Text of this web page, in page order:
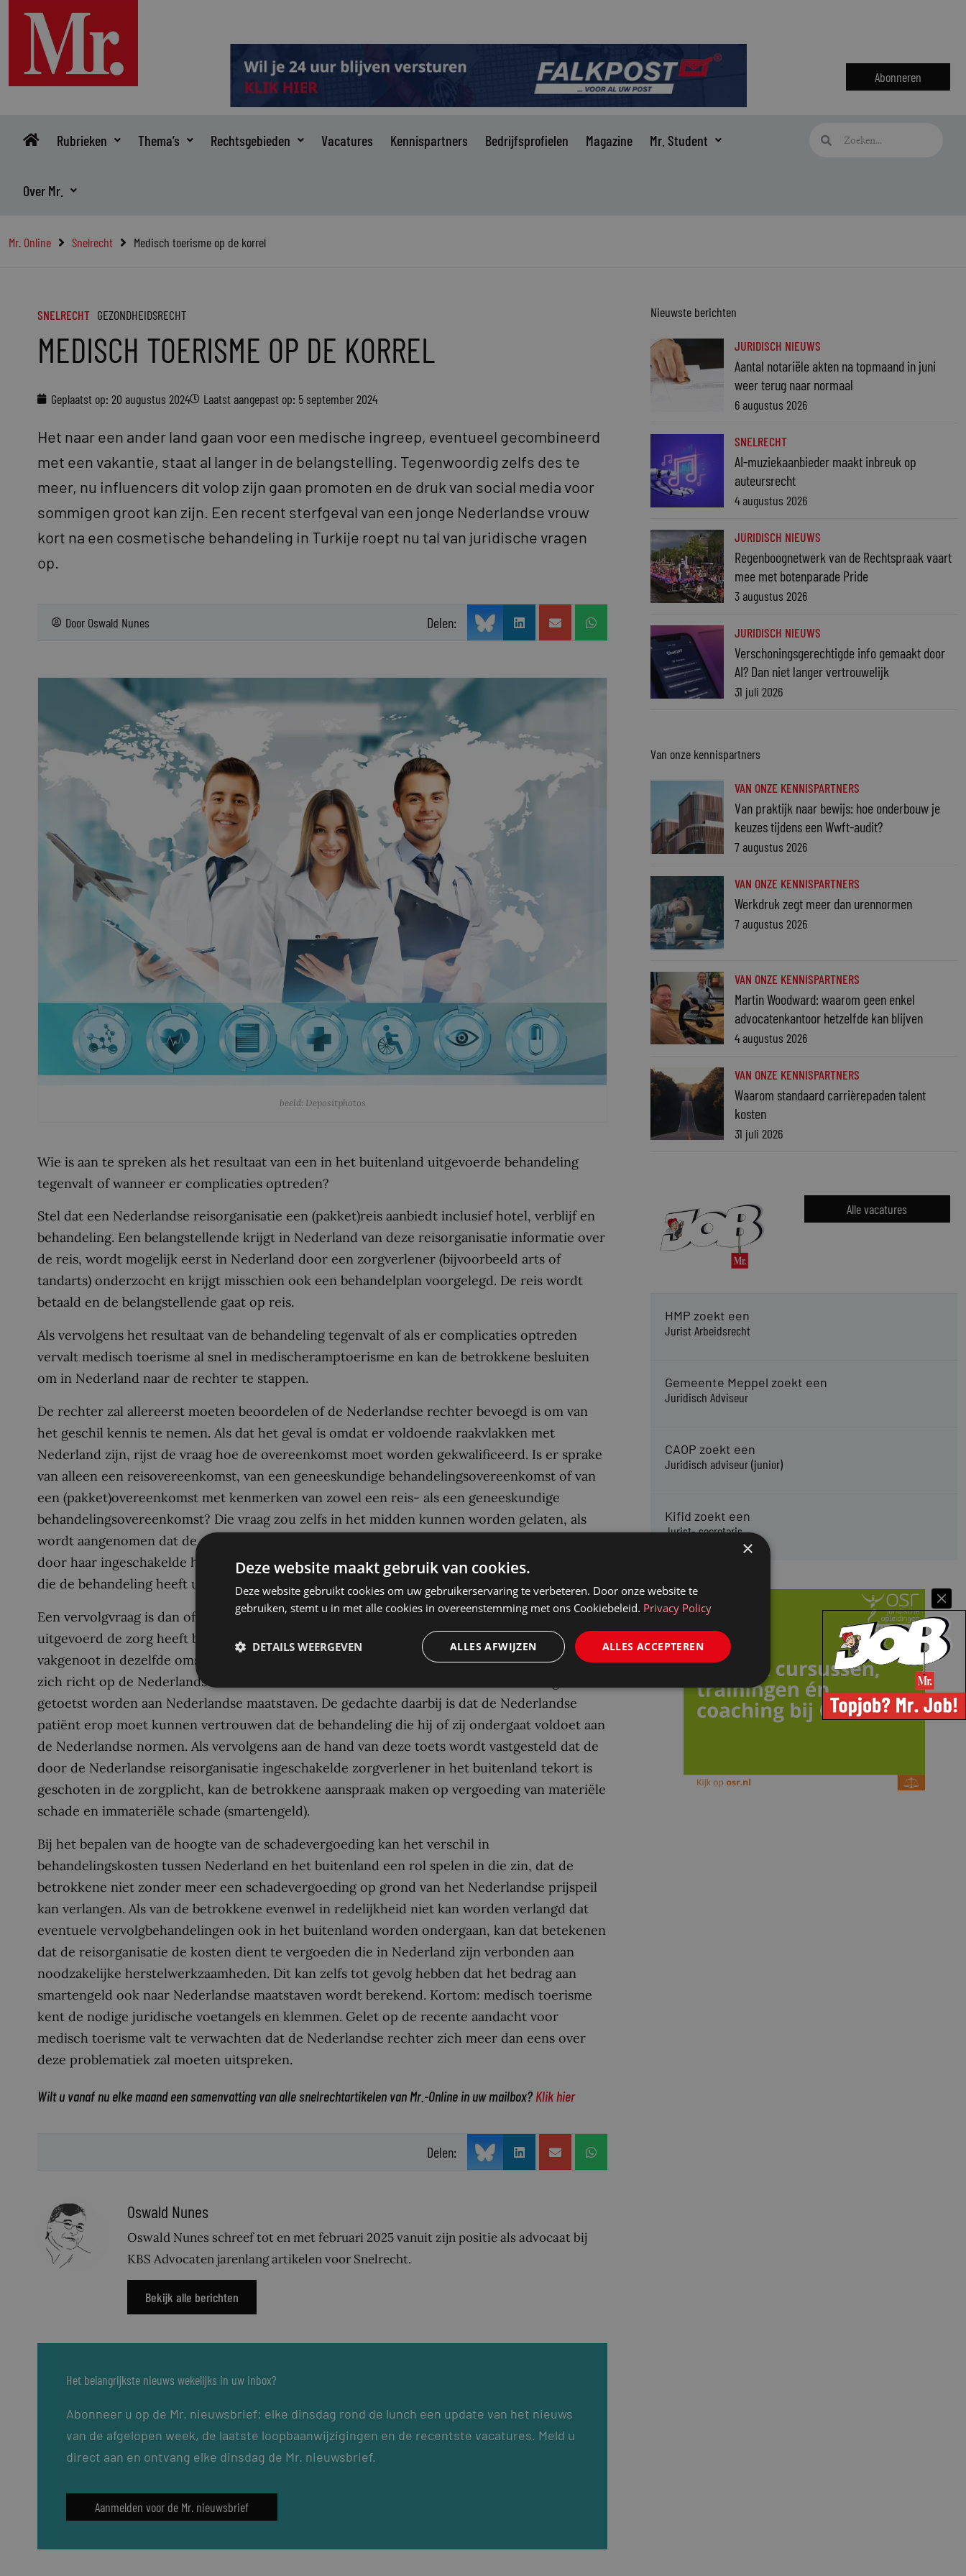
inhoud
Abonneren
Rubrieken Thema’s Rechtsgebieden Vacatures Kennispartners Bedrijfsprofielen Magazine Mr. Student
Over Mr.
Zoeken
Mr. Online Snelrecht Medisch toerisme op de korrel
SNELRECHT GEZONDHEIDSRECHT
MEDISCH TOERISME OP DE KORREL
Geplaatst op: 20 augustus 2024 Laatst aangepast op: 5 september 2024
Het naar een ander land gaan voor een medische ingreep, eventueel gecombineerd
met een vakantie, staat al langer in de belangstelling. Tegenwoordig zelfs des te
meer, nu influencers dit volop zijn gaan promoten en de druk van social media voor
sommigen groot kan zijn. Een recent sterfgeval van een jonge Nederlandse vrouw
kort na een cosmetische behandeling in Turkije roept nu tal van juridische vragen
op.
Door Oswald Nunes Delen:
beeld: Depositphotos
Wie is aan te spreken als het resultaat van een in het buitenland uitgevoerde behandeling
tegenvalt of wanneer er complicaties optreden?
Stel dat een Nederlandse reisorganisatie een (pakket)reis aanbiedt inclusief hotel, verblijf en
behandeling. Een belangstellende krijgt in Nederland van deze reisorganisatie informatie over
de reis, wordt mogelijk eerst in Nederland door een zorgverlener (bijvoorbeeld arts of
tandarts) onderzocht en krijgt misschien ook een behandelplan voorgelegd. De reis wordt
betaald en de belangstellende gaat op reis.
Als vervolgens het resultaat van de behandeling tegenvalt of als er complicaties optreden
vervalt medisch toerisme al snel in medischeramptoerisme en kan de betrokkene besluiten
om in Nederland naar de rechter te stappen.
De rechter zal allereerst moeten beoordelen of de Nederlandse rechter bevoegd is om van
het geschil kennis te nemen. Als dat het geval is omdat er voldoende raakvlakken met
Nederland zijn, rijst de vraag hoe de overeenkomst moet worden gekwalificeerd. Is er sprake
van alleen een reisovereenkomst, van een geneeskundige behandelingsovereenkomst of van
een (pakket)overeenkomst met kenmerken van zowel een reis- als een geneeskundige
behandelingsovereenkomst? Die vraag zou zelfs in het midden kunnen worden gelaten, als
wordt aangenomen dat de reisorganisatie verantwoordelijk is voor eventuele fouten van de
door haar ingeschakelde hulppersonen. Die hulppersoon is dan de buitenlandse zorgverlener
die de behandeling heeft uitgevoerd.
Een vervolgvraag is dan of de hulpverlener die de behandeling in het buitenland heeft
uitgevoerd de zorg heeft betracht die van een redelijk handelend en redelijk bekwaam
vakgenoot in dezelfde omstandigheden had mogen verwacht. Wanneer de reisorganisatie
zich richt op de Nederlandse markt en Nederlandse klanten werft kan de behandeling
getoetst worden aan Nederlandse maatstaven. De gedachte daarbij is dat de Nederlandse
patiënt erop moet kunnen vertrouwen dat de behandeling die hij of zij ondergaat voldoet aan
de Nederlandse normen. Als vervolgens aan de hand van deze toets wordt vastgesteld dat de
door de Nederlandse reisorganisatie ingeschakelde zorgverlener in het buitenland tekort is
geschoten in de zorgplicht, kan de betrokkene aanspraak maken op vergoeding van materiële
schade en immateriële schade (smartengeld).
Bij het bepalen van de hoogte van de schadevergoeding kan het verschil in
behandelingskosten tussen Nederland en het buitenland een rol spelen in die zin, dat de
betrokkene niet zonder meer een schadevergoeding op grond van het Nederlandse prijspeil
kan verlangen. Als van de betrokkene evenwel in redelijkheid niet kan worden verlangd dat
eventuele vervolgbehandelingen ook in het buitenland worden ondergaan, kan dat betekenen
dat de reisorganisatie de kosten dient te vergoeden die in Nederland zijn verbonden aan
noodzakelijke herstelwerkzaamheden. Dit kan zelfs tot gevolg hebben dat het bedrag aan
smartengeld ook naar Nederlandse maatstaven wordt berekend. Kortom: medisch toerisme
kent de nodige juridische voetangels en klemmen. Gelet op de recente aandacht voor
medisch toerisme valt te verwachten dat de Nederlandse rechter zich meer dan eens over
deze problematiek zal moeten uitspreken.
Wilt u vanaf nu elke maand een samenvatting van alle snelrechtartikelen van Mr.-Online in uw mailbox? Klik hier
Delen:
Oswald Nunes
Oswald Nunes schreef tot en met februari 2025 vanuit zijn positie als advocaat bij
KBS Advocaten jarenlang artikelen voor Snelrecht.
Bekijk alle berichten
Het belangrijkste nieuws wekelijks in uw inbox?
Abonneer u op de Mr. nieuwsbrief: elke dinsdag rond de lunch een update van het nieuws
van de afgelopen week, de laatste loopbaanwijzigingen en de recentste vacatures. Meld u
direct aan en ontvang elke dinsdag de Mr. nieuwsbrief.
Aanmelden voor de Mr. nieuwsbrief
Nieuwste berichten
JURIDISCH NIEUWS
Aantal notariële akten na topmaand in juni
weer terug naar normaal
6 augustus 2026
SNELRECHT
AI-muziekaanbieder maakt inbreuk op
auteursrecht
4 augustus 2026
JURIDISCH NIEUWS
Regenboognetwerk van de Rechtspraak vaart
mee met botenparade Pride
3 augustus 2026
JURIDISCH NIEUWS
Verschoningsgerechtigde info gemaakt door
AI? Dan niet langer vertrouwelijk
31 juli 2026
Van onze kennispartners
VAN ONZE KENNISPARTNERS
Van praktijk naar bewijs: hoe onderbouw je
keuzes tijdens een Wwft-audit?
7 augustus 2026
VAN ONZE KENNISPARTNERS
Werkdruk zegt meer dan urennormen
7 augustus 2026
VAN ONZE KENNISPARTNERS
Martin Woodward: waarom geen enkel
advocatenkantoor hetzelfde kan blijven
4 augustus 2026
VAN ONZE KENNISPARTNERS
Waarom standaard carrièrepaden talent
kosten
31 juli 2026
Alle vacatures
HMP zoekt een
Jurist Arbeidsrecht
Gemeente Meppel zoekt een
Juridisch Adviseur
CAOP zoekt een
Juridisch adviseur (junior)
Kifid zoekt een
Jurist- secretaris
×
Deze website maakt gebruik van cookies.
Deze website gebruikt cookies om uw gebruikerservaring te verbeteren. Door onze website te
gebruiken, stemt u in met alle cookies in overeenstemming met ons Cookiebeleid. Privacy Policy
ALLES ACCEPTEREN
ALLES AFWIJZEN
DETAILS WEERGEVEN